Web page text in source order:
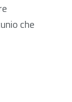
che